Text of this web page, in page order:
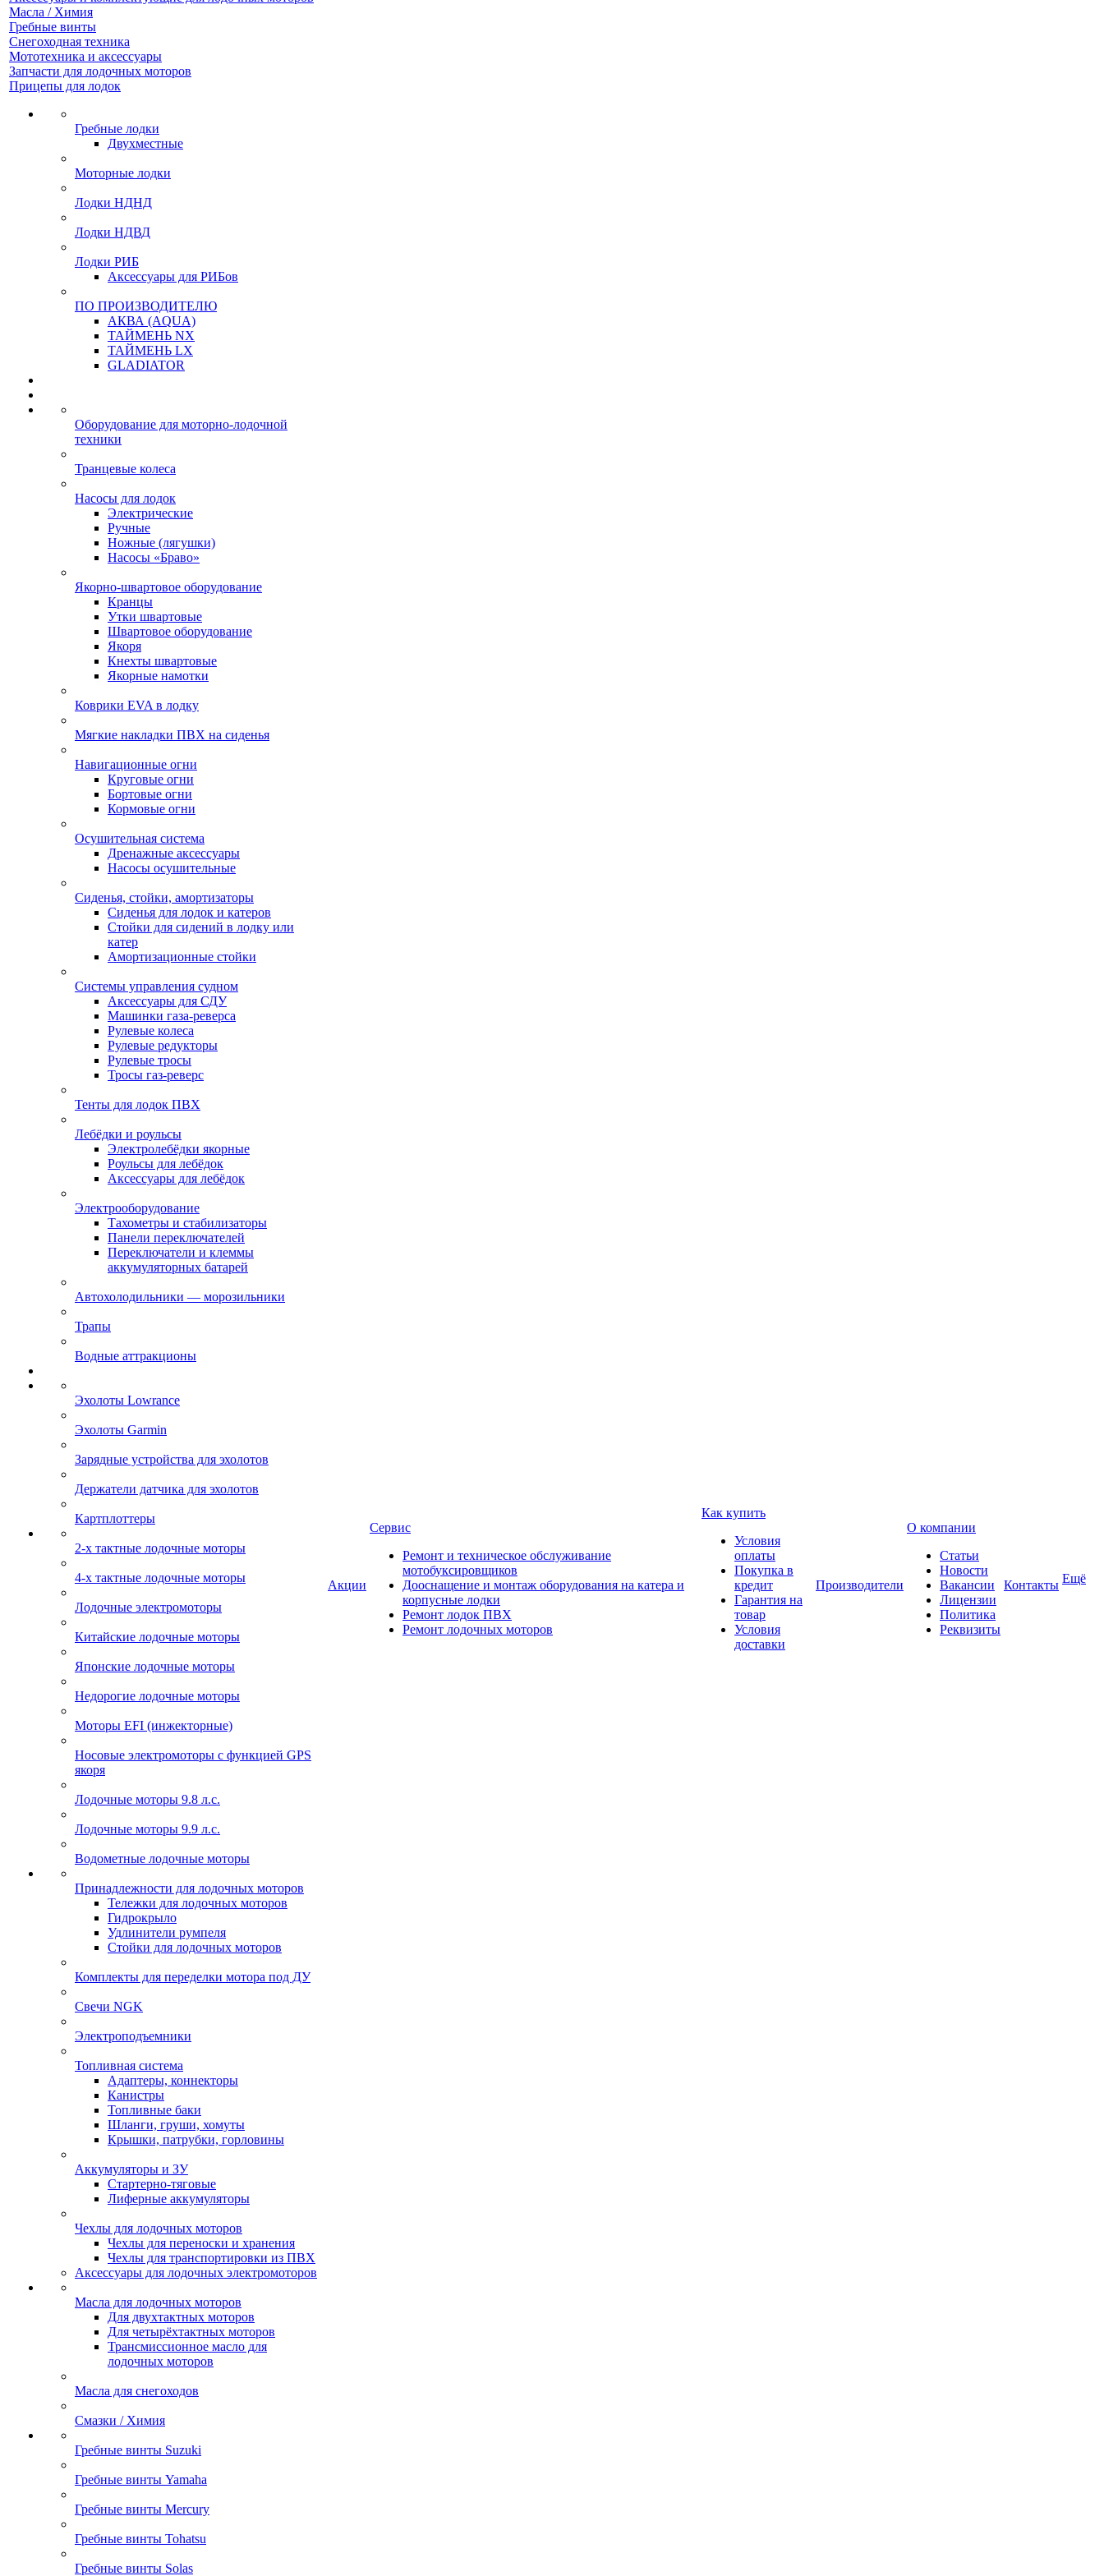
Масла / Химия
Гребные винты
Снегоходная техника
Мототехника и аксессуары
Запчасти для лодочных моторов
Прицепы для лодок
Гребные лодки
Двухместные
Моторные лодки
Лодки НДНД
Лодки НДВД
Лодки РИБ
Аксессуары для РИБов
ПО ПРОИЗВОДИТЕЛЮ
АКВА (AQUA)
ТАЙМЕНЬ NX
ТАЙМЕНЬ LX
GLADIATOR
Оборудование для моторно-лодочной
техники
Транцевые колеса
Насосы для лодок
Электрические
Ручные
Ножные (лягушки)
Насосы «Браво»
Якорно-швартовое оборудование
Кранцы
Утки швартовые
Швартовое оборудование
Якоря
Кнехты швартовые
Якорные намотки
Коврики EVA в лодку
Мягкие накладки ПВХ на сиденья
Навигационные огни
Круговые огни
Бортовые огни
Кормовые огни
Осушительная система
Дренажные аксессуары
Насосы осушительные
Сиденья, стойки, амортизаторы
Сиденья для лодок и катеров
Стойки для сидений в лодку или
катер
Амортизационные стойки
Системы управления судном
Аксессуары для СДУ
Машинки газа-реверса
Рулевые колеса
Рулевые редукторы
Рулевые тросы
Тросы газ-реверс
Тенты для лодок ПВХ
Лебёдки и роульсы
Электролебёдки якорные
Роульсы для лебёдок
Аксессуары для лебёдок
Электрооборудование
Тахометры и стабилизаторы
Панели переключателей
Переключатели и клеммы
аккумуляторных батарей
Автохолодильники — морозильники
Трапы
Водные аттракционы
Эхолоты Lowrance
Эхолоты Garmin
Зарядные устройства для эхолотов
Держатели датчика для эхолотов
Картплоттеры
2-х тактные лодочные моторы
4-х тактные лодочные моторы
Лодочные электромоторы
Китайские лодочные моторы
Японские лодочные моторы
Недорогие лодочные моторы
Моторы EFI (инжекторные)
Носовые электромоторы с функцией GPS
якоря
Лодочные моторы 9.8 л.с.
Лодочные моторы 9.9 л.с.
Водометные лодочные моторы
Принадлежности для лодочных моторов
Тележки для лодочных моторов
Гидрокрыло
Удлинители румпеля
Стойки для лодочных моторов
Комплекты для переделки мотора под ДУ
Свечи NGK
Электроподъемники
Топливная система
Адаптеры, коннекторы
Канистры
Топливные баки
Шланги, груши, хомуты
Крышки, патрубки, горловины
Аккумуляторы и ЗУ
Стартерно-тяговые
Лиферные аккумуляторы
Чехлы для лодочных моторов
Чехлы для переноски и хранения
Чехлы для транспортировки из ПВХ
Аксессуары для лодочных электромоторов
Масла для лодочных моторов
Для двухтактных моторов
Для четырёхтактных моторов
Трансмиссионное масло для
лодочных моторов
Масла для снегоходов
Смазки / Химия
Гребные винты Suzuki
Гребные винты Yamaha
Гребные винты Mercury
Гребные винты Tohatsu
Гребные винты Solas
Акции
Сервис
Ремонт и техническое обслуживание
мотобуксировщиков
Дооснащение и монтаж оборудования на катера и
корпусные лодки
Ремонт лодок ПВХ
Ремонт лодочных моторов
Как купить
Условия
оплаты
Покупка в
кредит
Гарантия на
товар
Условия
доставки
Производители
О компании
Статьи
Новости
Вакансии
Лицензии
Политика
Реквизиты
Контакты Ещё